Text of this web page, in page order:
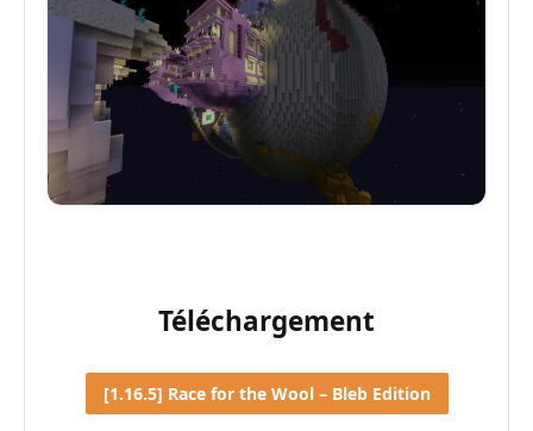
Téléchargement
[1.16.5] Race for the Wool – Bleb Edition